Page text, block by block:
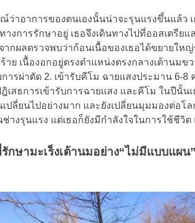
อาการของตนเองนั้นน่าจะรุนแรงขึ้นแล้ว
างการรักษาอยู่ เธอจึงเดินทางไปที่ออสเตรีย
ากผลตรวจพบว่าก้อนเนื้อของเธอได้ขยายให
ร้าย เนื้องอกอยู่ตรงตำแหน่งตรงกลางเต้านม
การผ่าตัด 2. เข้ารับคีโม ฉายแสงประมาน 6-8
เสธการเข้ารับการฉายแสง และคีโม ในปีนั้น
เปลี่ยนไปอย่างมาก และยังเปลี่ยนมุมมองต่อโ
ช่างรุนแรง แต่เธอก็ยังมีกำลังใจในการใช้ชีวิ
กษามะเร็งเต้านมอย่าง“ไม่มีแบบแผน”